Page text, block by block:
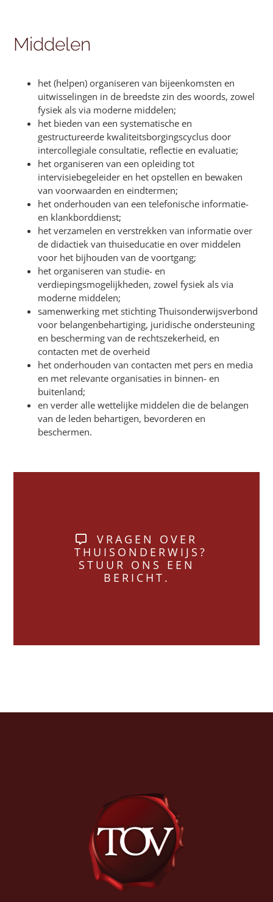
Middelen
het (helpen) organiseren van bijeenkomsten en
uitwisselingen in de breedste zin des woords, zowel
fysiek als via moderne middelen;
het bieden van een systematische en
gestructureerde kwaliteitsborgingscyclus door
intercollegiale consultatie, reflectie en evaluatie;
het organiseren van een opleiding tot
intervisiebegeleider en het opstellen en bewaken
van voorwaarden en eindtermen;
het onderhouden van een telefonische informatie-
en klankborddienst;
het verzamelen en verstrekken van informatie over
de didactiek van thuiseducatie en over middelen
voor het bijhouden van de voortgang;
het organiseren van studie- en
verdiepingsmogelijkheden, zowel fysiek als via
moderne middelen;
samenwerking met stichting Thuisonderwijsverbond
voor belangenbehartiging, juridische ondersteuning
en bescherming van de rechtszekerheid, en
contacten met de overheid
het onderhouden van contacten met pers en media
en met relevante organisaties in binnen- en
buitenland;
en verder alle wettelijke middelen die de belangen
van de leden behartigen, bevorderen en
beschermen.
VRAGEN OVER
THUISONDERWIJS?
STUUR ONS EEN
BERICHT.